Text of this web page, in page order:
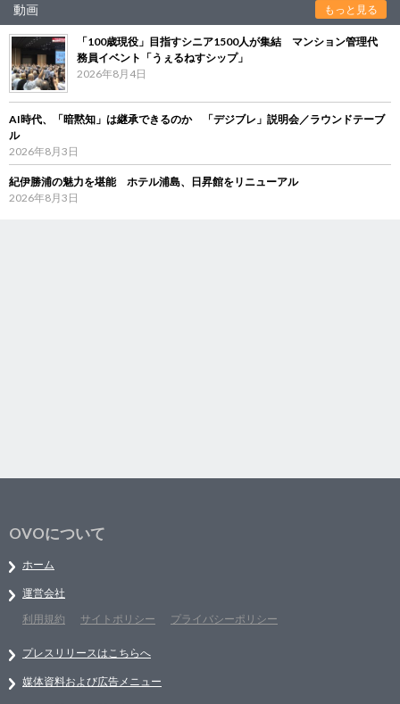
動画 もっと見る
「100歳現役」目指すシニア1500人が集結 マンション管理代
務員イベント「うぇるねすシップ」
2026年8月4日
AI時代、「暗黙知」は継承できるのか 「デジブレ」説明会／ラウンドテーブ
ル
2026年8月3日
紀伊勝浦の魅力を堪能 ホテル浦島、日昇館をリニューアル
2026年8月3日
OVOについて
ホーム
運営会社
利用規約
サイトポリシー プライバシーポリシー
プレスリリースはこちらへ
媒体資料および広告メニュー